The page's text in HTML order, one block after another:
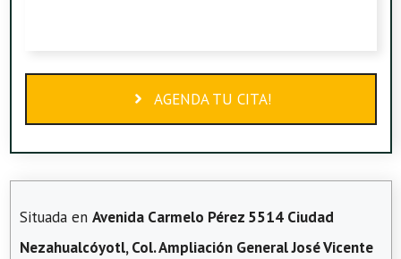
AGENDA TU CITA!
Situada en Avenida Carmelo Pérez 5514 Ciudad
Nezahualcóyotl, Col. Ampliación General José Vicente